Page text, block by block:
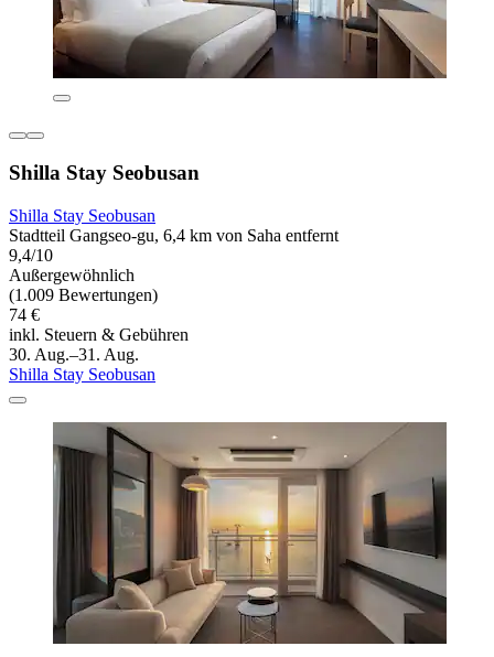
Shilla Stay Seobusan
Shilla Stay Seobusan
Stadtteil Gangseo-gu, 6,4 km von Saha entfernt
9,4/10
Außergewöhnlich
(1.009 Bewertungen)
74 €
inkl. Steuern & Gebühren
30. Aug.–31. Aug.
Shilla Stay Seobusan